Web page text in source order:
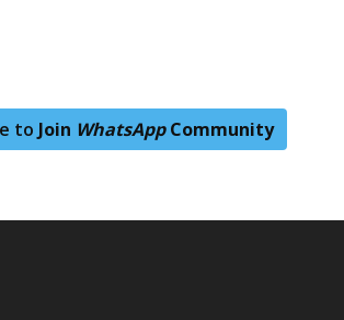
to Join WhatsAppCommunity